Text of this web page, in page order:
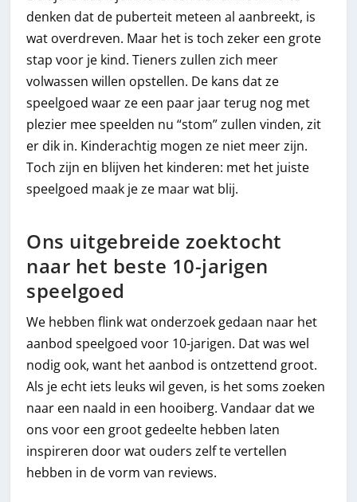
denken dat de puberteit meteen al aanbreekt, is
wat overdreven. Maar het is toch zeker een grote
stap voor je kind. Tieners zullen zich meer
volwassen willen opstellen. De kans dat ze
speelgoed waar ze een paar jaar terug nog met
plezier mee speelden nu “stom” zullen vinden, zit
er dik in. Kinderachtig mogen ze niet meer zijn.
Toch zijn en blijven het kinderen: met het juiste
speelgoed maak je ze maar wat blij.
Ons uitgebreide zoektocht
naar het beste 10-jarigen
speelgoed
We hebben flink wat onderzoek gedaan naar het
aanbod speelgoed voor 10-jarigen. Dat was wel
nodig ook, want het aanbod is ontzettend groot.
Als je echt iets leuks wil geven, is het soms zoeken
naar een naald in een hooiberg. Vandaar dat we
ons voor een groot gedeelte hebben laten
inspireren door wat ouders zelf te vertellen
hebben in de vorm van reviews.